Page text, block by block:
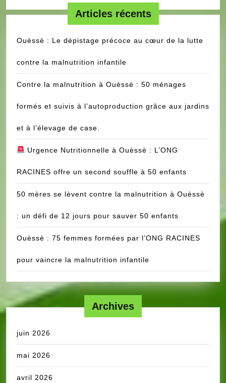
L’ENFANT
DANS
COLLINES
Articles récents
Ouèssè : Le dépistage précoce au cœur de la lutte
contre la malnutrition infantile
Contre la malnutrition à Ouèssè : 50 ménages
formés et suivis à l’autoproduction grâce aux jardins
et à l’élevage de case.
Urgence Nutritionnelle à Ouèssè : L’ONG
RACINES offre un second souffle à 50 enfants
50 mères se lèvent contre la malnutrition à Ouèssè
: un défi de 12 jours pour sauver 50 enfants
Ouèssè : 75 femmes formées par l’ONG RACINES
pour vaincre la malnutrition infantile
Archives
juin 2026
mai 2026
avril 2026